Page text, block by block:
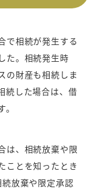
で相続が発生する
た。相続発生時
の財産も相続しま
続した場合は、借
は、相続放棄や限
ことを知ったとき
放棄や限定承認